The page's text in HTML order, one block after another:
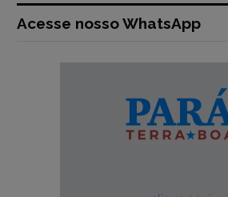
Acesse nosso WhatsApp